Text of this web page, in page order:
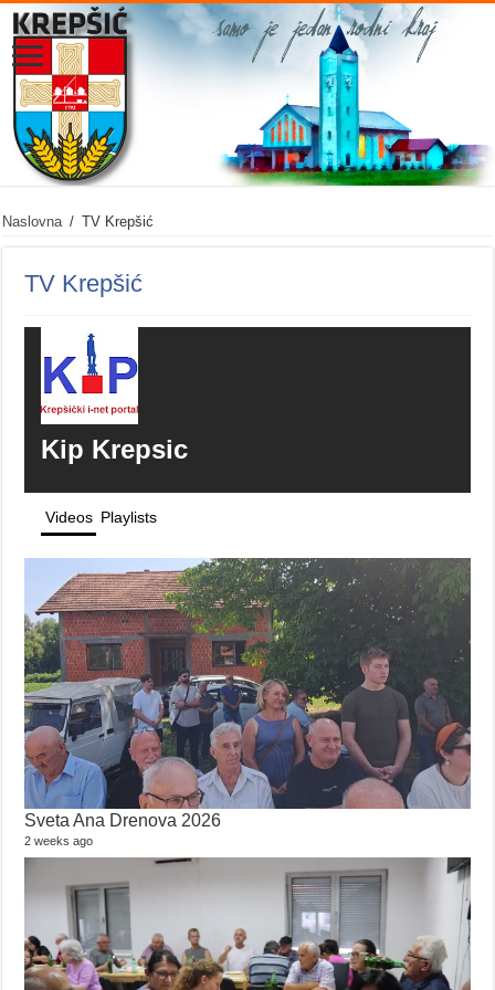
Naslovna / TV Krepšić
TV Krepšić
Kip Krepsic
Videos Playlists
Sveta Ana Drenova 2026
2 weeks ago
229